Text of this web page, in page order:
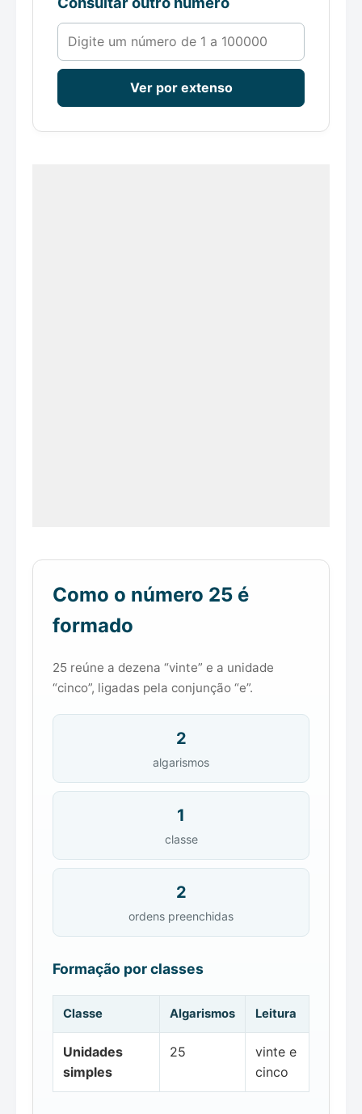
Número de 1 a 100000
Ver por extenso
Como o número 25 é
formado
25 reúne a dezena “vinte” e a unidade
“cinco”, ligadas pela conjunção “e”.
2
algarismos
1
classe
2
ordens preenchidas
Formação por classes
Classe Algarismos Leitura
Unidades
simples
25
vinte e
cinco